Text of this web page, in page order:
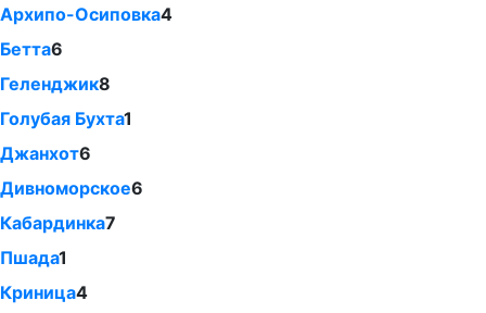
Архипо-Осиповка4
Бетта6
Геленджик8
Голубая Бухта1
Джанхот6
Дивноморское6
Кабардинка7
Пшада1
Криница4